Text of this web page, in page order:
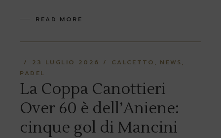
READ MORE
23 LUGLIO 2026 CALCETTO
NEWS
PADEL
La Coppa Canottieri
Over 60 è dell’Aniene:
cinque gol di Mancini